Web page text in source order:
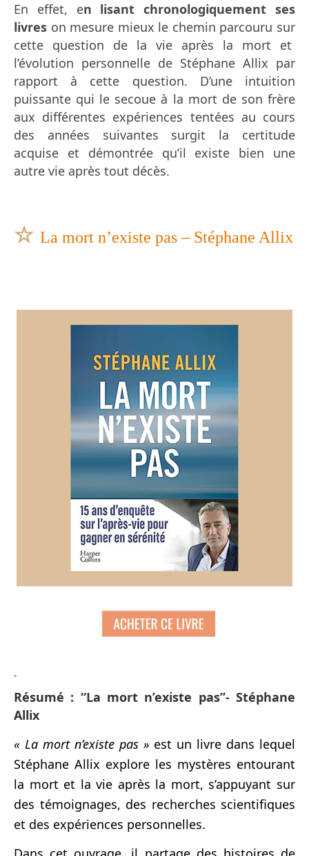
En effet, en lisant chronologiquement ses
livres on mesure mieux le chemin parcouru sur
cette question de la vie après la mort et
l’évolution personnelle de Stéphane Allix par
rapport à cette question. D’une intuition
puissante qui le secoue à la mort de son frère
aux différentes expériences tentées au cours
des années suivantes surgit la certitude
acquise et démontrée qu’il existe bien une
autre vie après tout décès.
☆ La mort n’existe pas – Stéphane Allix
Résumé : “La mort n’existe pas”- Stéphane
Allix
« La mort n’existe pas » est un livre dans lequel
Stéphane Allix explore les mystères entourant
la mort et la vie après la mort, s’appuyant sur
des témoignages, des recherches scientifiques
et des expériences personnelles.